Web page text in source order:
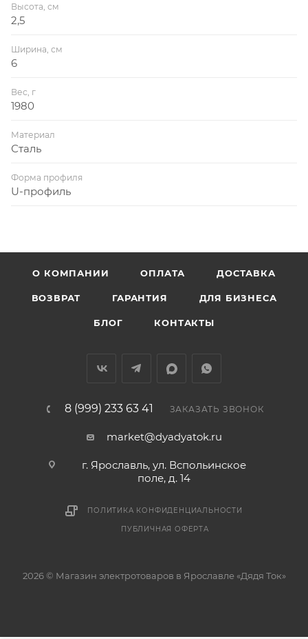
Высота, см
2,5
Ширина, см
6
Вес, г
1980
Материал
Сталь
Форма профиля
U-профиль
О КОМПАНИИ ОПЛАТА ДОСТАВКА
ВОЗВРАТ ГАРАНТИЯ ДЛЯ БИЗНЕСА
БЛОГ КОНТАКТЫ
8 (999) 233 63 41 ЗАКАЗАТЬ ЗВОНОК
market@dyadyatok.ru
г. Ярославль, ул. Вспольинское
поле, д. 14
ПОЛИТИКА КОНФИДЕНЦИАЛЬНОСТИ
ПУБЛИЧНАЯ ОФЕРТА
2026 © Магазин электротоваров в Ярославле «Дядя Ток»